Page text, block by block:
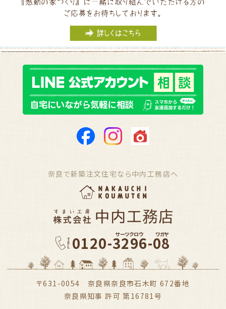
奈良で新築注文住宅なら中内工務店へ
0120-3296-08
サーツクロウ ワガヤ
〒631-0054 奈良県奈良市石木町 672番地
奈良県知事 許可 第16781号